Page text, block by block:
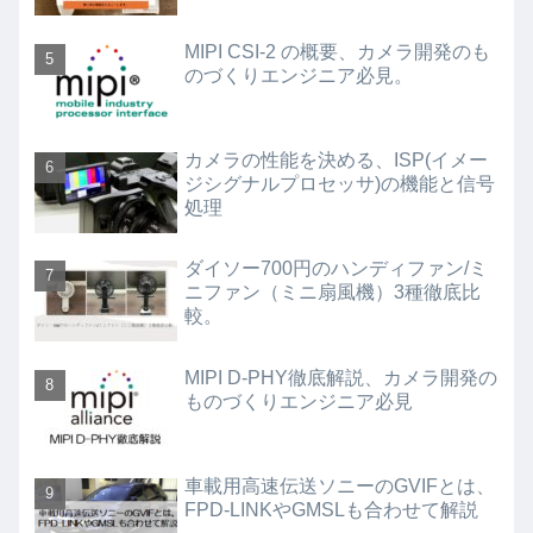
MIPI CSI-2 の概要、カメラ開発のも
のづくりエンジニア必見。
カメラの性能を決める、ISP(イメー
ジシグナルプロセッサ)の機能と信号
処理
ダイソー700円のハンディファン/ミ
ニファン（ミニ扇風機）3種徹底比
較。
MIPI D-PHY徹底解説、カメラ開発の
ものづくりエンジニア必見
車載用高速伝送ソニーのGVIFとは、
FPD-LINKやGMSLも合わせて解説